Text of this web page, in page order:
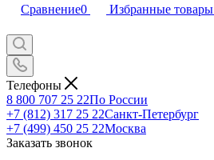
Сравнение0 Избранные товары
Телефоны
8 800 707 25 22По России
+7 (812) 317 25 22Санкт-Петербург
+7 (499) 450 25 22Москва
Заказать звонок